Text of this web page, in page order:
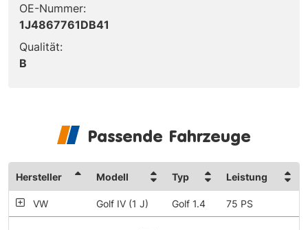
OE-Nummer:
1J4867761DB41
Qualität:
B
Passende Fahrzeuge
Hersteller Modell Typ Leistung
VW Golf IV (1 J) Golf 1.4 75 PS